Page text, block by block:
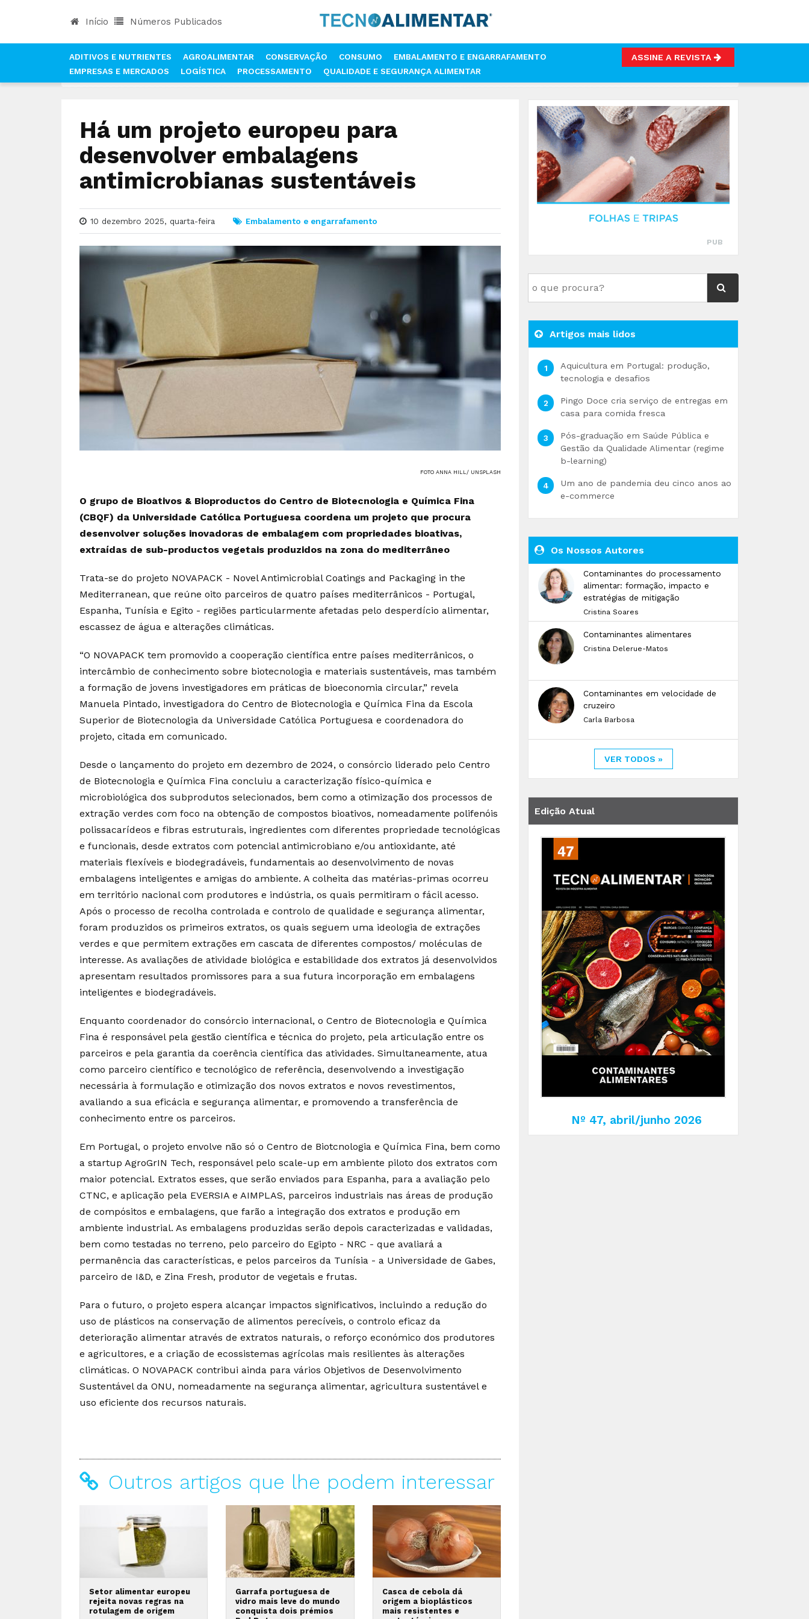
Início Números Publicados
ADITIVOS E NUTRIENTES AGROALIMENTAR CONSERVAÇÃO CONSUMO
EMBALAMENTO E ENGARRAFAMENTO
EMPRESAS E MERCADOS
LOGÍSTICA PROCESSAMENTO QUALIDADE E SEGURANÇA ALIMENTAR
ASSINE A REVISTA
HÁ UM PROJETO EUROPEU PARA DESENVOLVER EMBALAGENS ANTIMICROBIANAS SUSTENTÁVEIS
Há um projeto europeu para
desenvolver embalagens
antimicrobianas sustentáveis
10 dezembro 2025, quarta-feira Embalamento e engarrafamento
FOTO ANNA HILL/ UNSPLASH
O grupo de Bioativos & Bioproductos do Centro de Biotecnologia e Química Fina
(CBQF) da Universidade Católica Portuguesa coordena um projeto que procura
desenvolver soluções inovadoras de embalagem com propriedades bioativas,
extraídas de sub-productos vegetais produzidos na zona do mediterrâneo
Trata-se do projeto NOVAPACK - Novel Antimicrobial Coatings and Packaging in the
Mediterranean, que reúne oito parceiros de quatro países mediterrânicos - Portugal,
Espanha, Tunísia e Egito - regiões particularmente afetadas pelo desperdício alimentar,
escassez de água e alterações climáticas.
“O NOVAPACK tem promovido a cooperação científica entre países mediterrânicos, o
intercâmbio de conhecimento sobre biotecnologia e materiais sustentáveis, mas também
a formação de jovens investigadores em práticas de bioeconomia circular,” revela
Manuela Pintado, investigadora do Centro de Biotecnologia e Química Fina da Escola
Superior de Biotecnologia da Universidade Católica Portuguesa e coordenadora do
projeto, citada em comunicado.
Desde o lançamento do projeto em dezembro de 2024, o consórcio liderado pelo Centro
de Biotecnologia e Química Fina concluiu a caracterização físico-química e
microbiológica dos subprodutos selecionados, bem como a otimização dos processos de
extração verdes com foco na obtenção de compostos bioativos, nomeadamente polifenóis
polissacarídeos e fibras estruturais, ingredientes com diferentes propriedade tecnológicas
e funcionais, desde extratos com potencial antimicrobiano e/ou antioxidante, até
materiais flexíveis e biodegradáveis, fundamentais ao desenvolvimento de novas
embalagens inteligentes e amigas do ambiente. A colheita das matérias-primas ocorreu
em território nacional com produtores e indústria, os quais permitiram o fácil acesso.
Após o processo de recolha controlada e controlo de qualidade e segurança alimentar,
foram produzidos os primeiros extratos, os quais seguem uma ideologia de extrações
verdes e que permitem extrações em cascata de diferentes compostos/ moléculas de
interesse. As avaliações de atividade biológica e estabilidade dos extratos já desenvolvidos
apresentam resultados promissores para a sua futura incorporação em embalagens
inteligentes e biodegradáveis.
Enquanto coordenador do consórcio internacional, o Centro de Biotecnologia e Química
Fina é responsável pela gestão científica e técnica do projeto, pela articulação entre os
parceiros e pela garantia da coerência científica das atividades. Simultaneamente, atua
como parceiro científico e tecnológico de referência, desenvolvendo a investigação
necessária à formulação e otimização dos novos extratos e novos revestimentos,
avaliando a sua eficácia e segurança alimentar, e promovendo a transferência de
conhecimento entre os parceiros.
Em Portugal, o projeto envolve não só o Centro de Biotcnologia e Química Fina, bem como
a startup AgroGrIN Tech, responsável pelo scale-up em ambiente piloto dos extratos com
maior potencial. Extratos esses, que serão enviados para Espanha, para a avaliação pelo
CTNC, e aplicação pela EVERSIA e AIMPLAS, parceiros industriais nas áreas de produção
de compósitos e embalagens, que farão a integração dos extratos e produção em
ambiente industrial. As embalagens produzidas serão depois caracterizadas e validadas,
bem como testadas no terreno, pelo parceiro do Egipto - NRC - que avaliará a
permanência das características, e pelos parceiros da Tunísia - a Universidade de Gabes,
parceiro de I&D, e Zina Fresh, produtor de vegetais e frutas.
Para o futuro, o projeto espera alcançar impactos significativos, incluindo a redução do
uso de plásticos na conservação de alimentos perecíveis, o controlo eficaz da
deterioração alimentar através de extratos naturais, o reforço económico dos produtores
e agricultores, e a criação de ecossistemas agrícolas mais resilientes às alterações
climáticas. O NOVAPACK contribui ainda para vários Objetivos de Desenvolvimento
Sustentável da ONU, nomeadamente na segurança alimentar, agricultura sustentável e
uso eficiente dos recursos naturais.
Outros artigos que lhe podem interessar
Setor alimentar europeu
rejeita novas regras na
rotulagem de origem
Garrafa portuguesa de
vidro mais leve do mundo
conquista dois prémios
Casca de cebola dá
origem a bioplásticos
mais resistentes e
PUB
Artigos mais lidos
Aquicultura em Portugal: produção,
tecnologia e desafios
Pingo Doce cria serviço de entregas em
casa para comida fresca
Pós-graduação em Saúde Pública e
Gestão da Qualidade Alimentar (regime
b-learning)
Um ano de pandemia deu cinco anos ao
e-commerce
Os Nossos Autores
Contaminantes do processamento
alimentar: formação, impacto e
estratégias de mitigação
Cristina Soares
Contaminantes alimentares
Cristina Delerue-Matos
Contaminantes em velocidade de
cruzeiro
Carla Barbosa
VER TODOS »
Edição Atual
Nº 47, abril/junho 2026